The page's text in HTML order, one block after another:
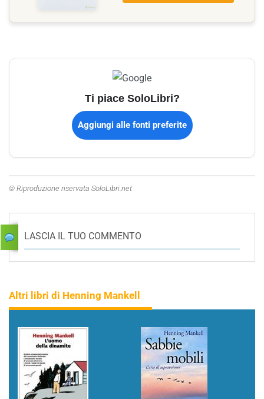
Ti piace SoloLibri?
Aggiungi alle fonti preferite
© Riproduzione riservata SoloLibri.net
LASCIA IL TUO COMMENTO
Altri libri di Henning Mankell